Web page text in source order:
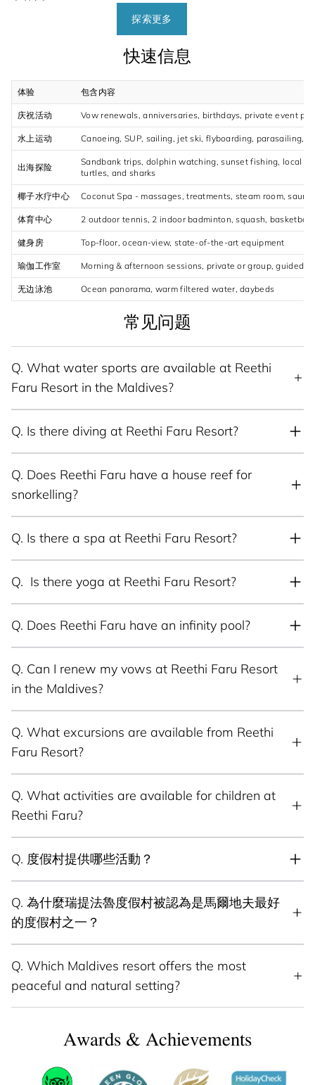
探索更多
快速信息
体验 包含内容
庆祝活动 Vow renewals, anniversaries, birthdays, private event
水上运动 Canoeing, SUP, sailing, jet ski, flyboarding, parasailing,
出海探险
Sandbank trips, dolphin watching, sunset fishing, local
turtles, and sharks
椰子水疗中心 Coconut Spa - massages, treatments, steam room,
体育中心 2 outdoor tennis, 2 indoor badminton, squash,
健身房 Top-floor, ocean-view, state-of-the-art equipment
瑜伽工作室 Morning & afternoon sessions, private or group, guided
无边泳池 Ocean panorama, warm filtered water, daybeds
常见问题
Q. What water sports are available at Reethi
Faru Resort in the Maldives?
Q. Is there diving at Reethi Faru Resort?
Q. Does Reethi Faru have a house reef for
snorkelling?
Q. Is there a spa at Reethi Faru Resort?
Q. Is there yoga at Reethi Faru Resort?
Q. Does Reethi Faru have an infinity pool?
Q. Can I renew my vows at Reethi Faru Resort
in the Maldives?
Q. What excursions are available from Reethi
Faru Resort?
Q. What activities are available for children at
Reethi Faru?
Q. 度假村提供哪些活動？
Q. 為什麼瑞提法魯度假村被認為是馬爾地夫最好
的度假村之一？
Q. Which Maldives resort offers the most
peaceful and natural setting?
Awards & Achievements